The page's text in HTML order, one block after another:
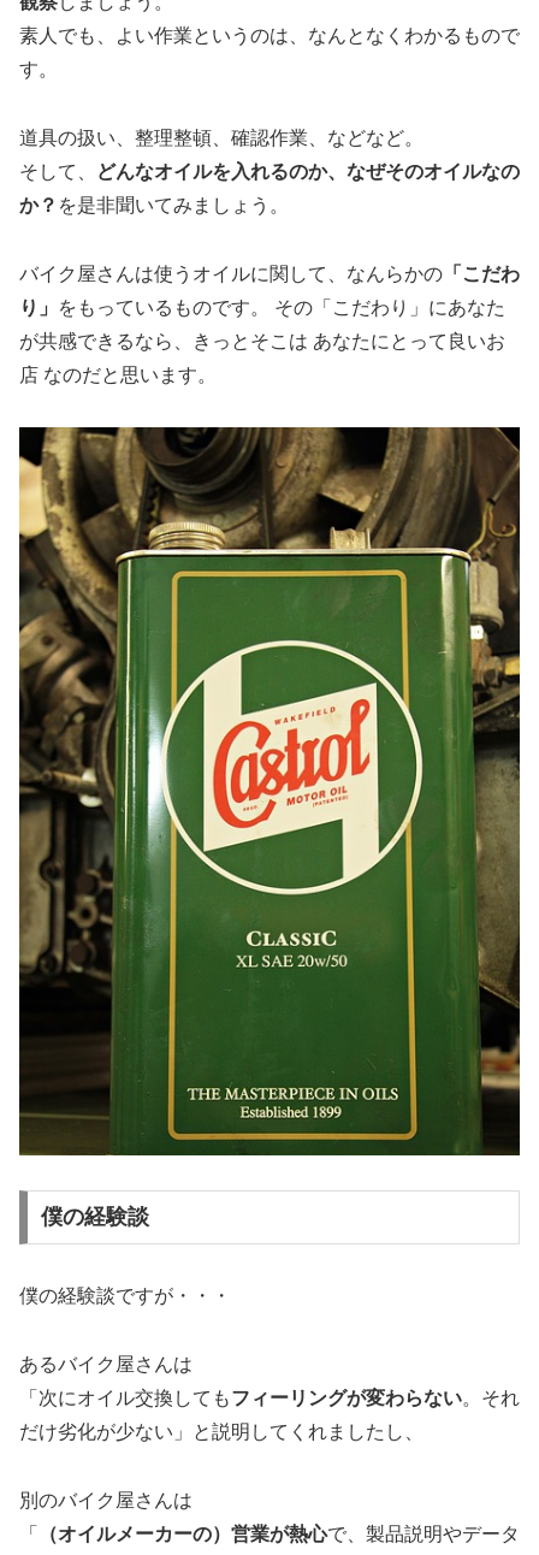
素人でも、よい作業というのは、なんとなくわかるもので
す。
道具の扱い、整理整頓、確認作業、などなど。
そして、
どんなオイルを入れるのか、なぜそのオイルなの
か？ を是非聞いてみましょう。
バイク屋さんは使うオイルに関して、なんらかの 「こだわ
り」
をもっているものです。 その「こだわり」にあなた
が共感できるなら、きっとそこは あなたにとって良いお
店 なのだと思います。
僕の経験談
僕の経験談ですが・・・
あるバイク屋さんは
「次にオイル交換してもフィーリングが変わらない。それ
だけ劣化が少ない」と説明してくれましたし、
別のバイク屋さんは
「
（オイルメーカーの）営業が熱心で、製品説明やデータ